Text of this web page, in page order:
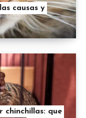
causas y
chinchillas: que